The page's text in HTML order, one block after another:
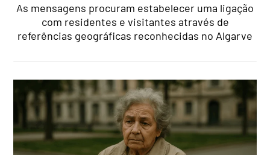
As mensagens procuram estabelecer uma ligação
com residentes e visitantes através de
referências geográficas reconhecidas no Algarve